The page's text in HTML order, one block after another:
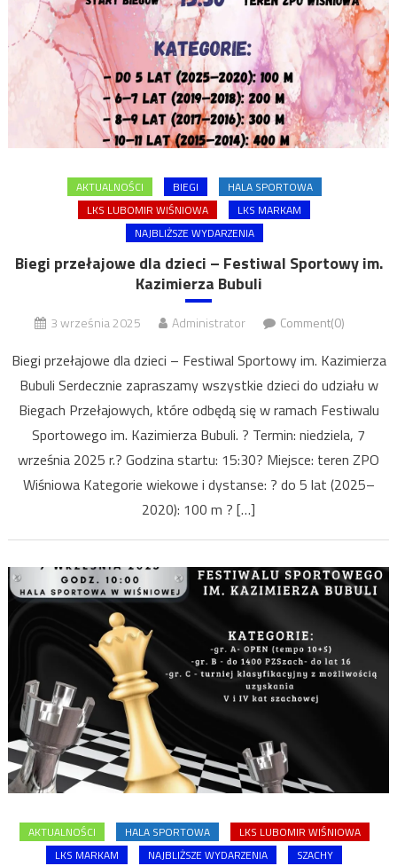
AKTUALNOŚCI BIEGI
HALA SPORTOWA
LKS LUBOMIR WIŚNIOWA
LKS MARKAM
NAJBLIŻSZE WYDARZENIA
Biegi przełajowe dla dzieci – Festiwal Sportowy im.
Kazimierza Bubuli
3 września 2025 Administrator Comment(0)
Biegi przełajowe dla dzieci – Festiwal Sportowy im. Kazimierza
Bubuli Serdecznie zapraszamy wszystkie dzieci do udziału w
Biegach Przełajowych, które odbędą się w ramach Festiwalu
Sportowego im. Kazimierza Bubuli. ? Termin: niedziela, 7
września 2025 r.? Godzina startu: 15:30? Miejsce: teren ZPO
Wiśniowa Kategorie wiekowe i dystanse: ? do 5 lat (2025–
2020): 100 m ? […]
AKTUALNOŚCI HALA SPORTOWA
LKS LUBOMIR WIŚNIOWA
LKS MARKAM
NAJBLIŻSZE WYDARZENIA SZACHY